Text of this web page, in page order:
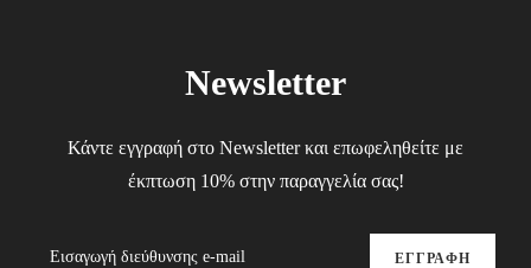
Newsletter
Κάντε εγγραφή στο Newsletter και επωφεληθείτε με
έκπτωση 10% στην παραγγελία σας!
ΕΓΓΡΑΦΗ